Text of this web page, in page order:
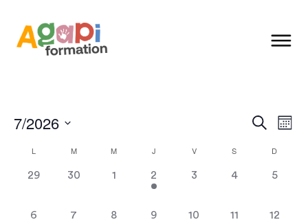
Recherche
Mois
7/2026
une
date.
Calendrier
de
L M M J V S D
0
29
0
30
0
évènement,
1
1
évènement,
2
0
3
0
4
0
5
0
6
0
7
0
8
0
9
0
10
0
11
0
12